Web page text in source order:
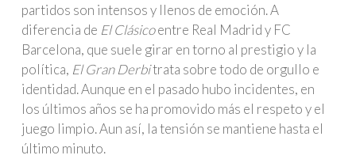
partidos son intensos y llenos de emoción. A
diferencia de El Clásicoentre Real Madrid y FC
Barcelona, que suele girar en torno al prestigio y la
política, El Gran Derbitrata sobre todo de orgullo e
identidad. Aunque en el pasado hubo incidentes, en
los últimos años se ha promovido más el respeto y el
juego limpio. Aun así, la tensión se mantiene hasta el
último minuto.